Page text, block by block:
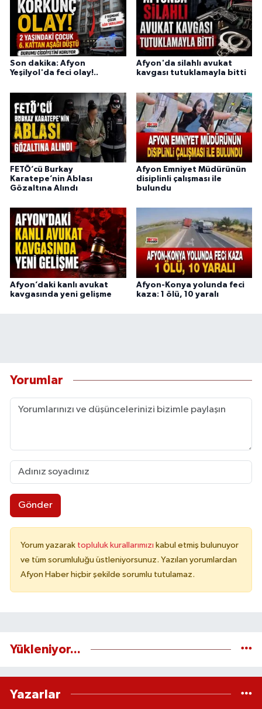
Son dakika: Afyon
Yeşilyol'da feci olay!..
Afyon'da silahlı avukat
kavgası tutuklamayla bitti
FETÖ’cü Burkay
Karatepe’nin Ablası
Gözaltına Alındı
Afyon Emniyet Müdürünün
disiplinli çalışması ile
bulundu
Afyon’daki kanlı avukat
kavgasında yeni gelişme
Afyon-Konya yolunda feci
kaza: 1 ölü, 10 yaralı
Yorumlar
Gönder
Yorum yazarak topluluk kurallarımızı kabul etmiş bulunuyor
ve tüm sorumluluğu üstleniyorsunuz. Yazılan yorumlardan
Afyon Haber hiçbir şekilde sorumlu tutulamaz.
Yükleniyor...
Yazarlar